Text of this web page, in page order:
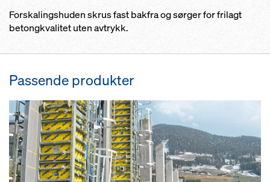
Forskalingshuden skrus fast bakfra og sørger for frilagt
betongkvalitet uten avtrykk.
Passende produkter